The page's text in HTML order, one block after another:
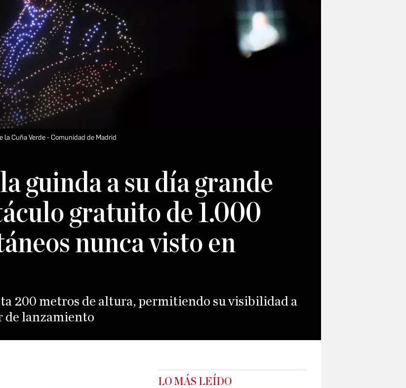
la Cuña Verde Comunidad de Madrid
guinda a su día grande
gratuito de 1.000
nunca visto en
200 metros de altura, permitiendo su visibilidad a
de lanzamiento
LO MÁS LEÍDO